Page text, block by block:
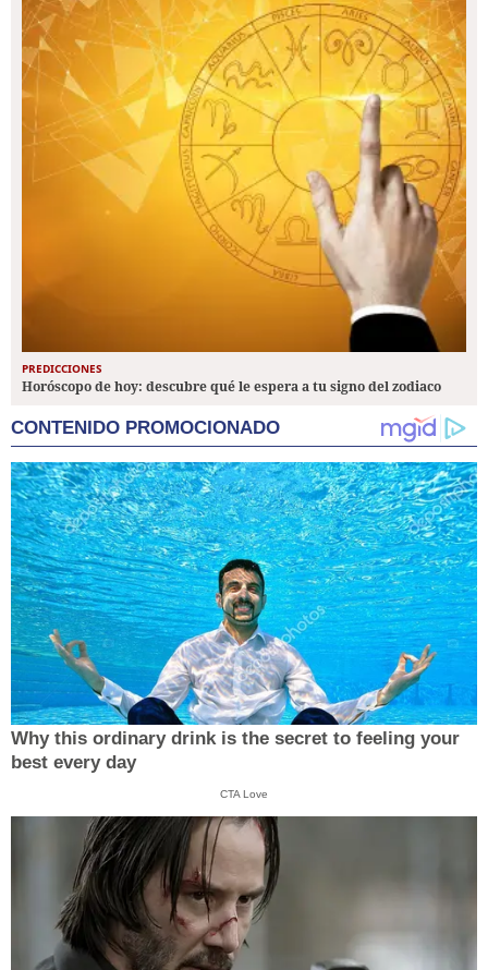
PREDICCIONES
Horóscopo de hoy: descubre qué le espera a tu signo del zodiaco
CONTENIDO PROMOCIONADO
Why this ordinary drink is the secret to feeling your
best every day
CTA Love